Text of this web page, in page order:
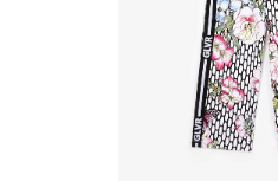
График платежей